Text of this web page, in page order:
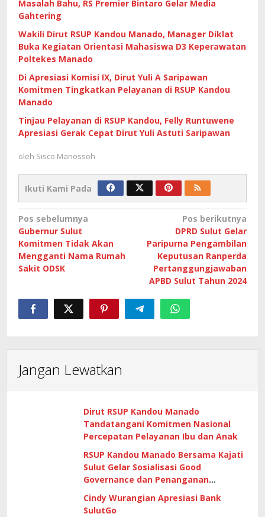
Masalah Bahu, RS Premier Bintaro Gelar Media
Gahtering
Wakili Dirut RSUP Kandou Manado, Manager Diklat
Buka Kegiatan Orientasi Mahasiswa D3 Keperawatan
Poltekes Manado
Di Apresiasi Komisi IX, Dirut Yuli A Saripawan
Komitmen Tingkatkan Pelayanan di RSUP Kandou
Manado
Tinjau Pelayanan di RSUP Kandou, Felly Runtuwene
Apresiasi Gerak Cepat Dirut Yuli Astuti Saripawan
oleh Sisco Manossoh
Ikuti Kami Pada
Navigasi
pos
Pos sebelumnya
Gubernur Sulut
Komitmen Tidak Akan
Mengganti Nama Rumah
Sakit ODSK
Pos berikutnya
DPRD Sulut Gelar
Paripurna Pengambilan
Keputusan Ranperda
Pertanggungjawaban
APBD Sulut Tahun 2024
Jangan Lewatkan
Dirut RSUP Kandou Manado
Tandatangani Komitmen Nasional
Percepatan Pelayanan Ibu dan Anak
RSUP Kandou Manado Bersama Kajati
Sulut Gelar Sosialisasi Good
Governance dan Penanganan
Gratifikasi di Era Digital
Cindy Wurangian Apresiasi Bank
SulutGo